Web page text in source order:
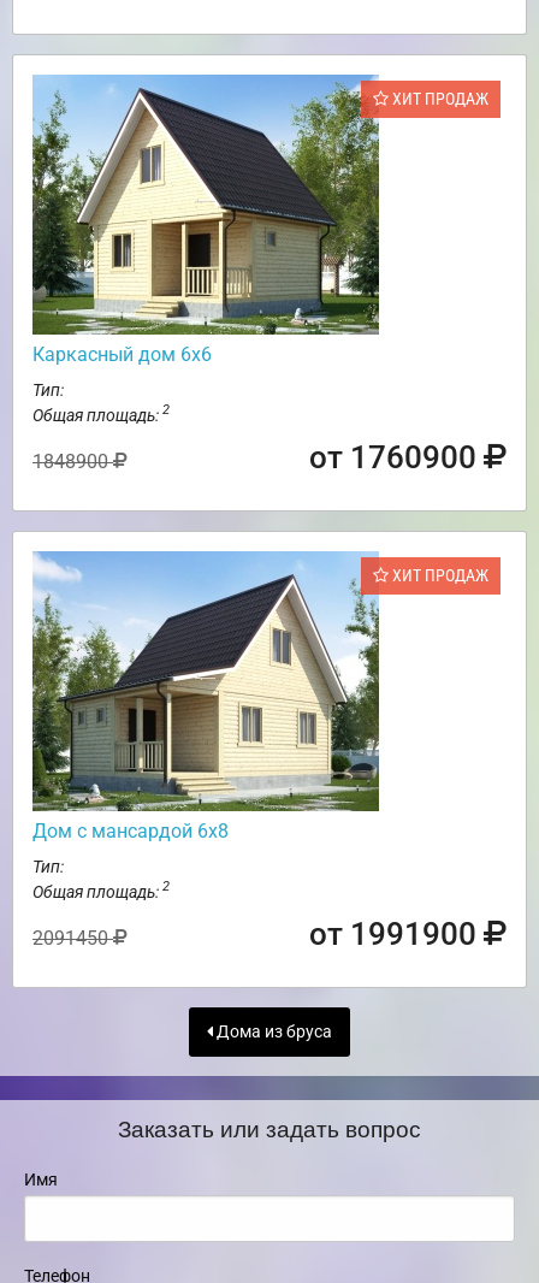
ХИТ ПРОДАЖ
Каркасный дом 6х6
Тип:
Общая площадь: 2
1848900 от 1760900
ХИТ ПРОДАЖ
Дом с мансардой 6х8
Тип:
Общая площадь: 2
2091450 от 1991900
Дома из бруса
Заказать или задать вопрос
Имя
Телефон